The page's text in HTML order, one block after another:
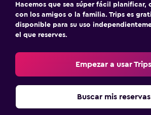
Aire libre
Comedor al aire libre
Muebles de exterior
Jardín
Terraza
Hacemos que sea súper fácil planificar,
con los amigos o la familia. Trips es
disponible para su uso
el que reserves.
Empezar a usar Trips
Buscar mis reservas